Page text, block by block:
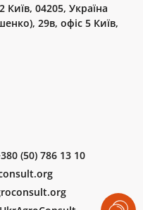
04205, Україна
29в, офіс 5 Київ,
(50) 786 13 10